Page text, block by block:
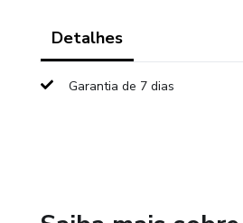
Detalhes
Garantia de 7 dias